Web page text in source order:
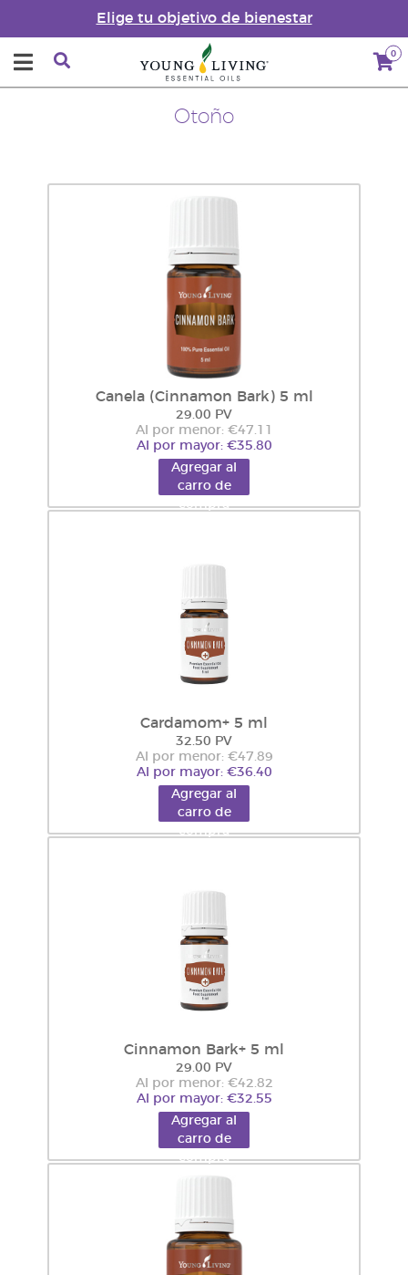
Elige tu objetivo de bienestar
0
Otoño
Canela (Cinnamon Bark) 5 ml
29.00 PV
Al por menor: €47.11
Al por mayor: €35.80
Agregar al
carro de
compra
Cardamom+ 5 ml
32.50 PV
Al por menor: €47.89
Al por mayor: €36.40
Agregar al
carro de
compra
Cinnamon Bark+ 5 ml
29.00 PV
Al por menor: €42.82
Al por mayor: €32.55
Agregar al
carro de
compra